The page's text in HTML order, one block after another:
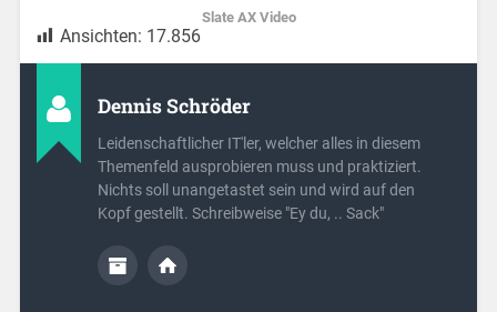
Slate AX Video
Ansichten: 17.856
Dennis Schröder
Leidenschaftlicher IT'ler, welcher alles in diesem
Themenfeld ausprobieren muss und praktiziert.
Nichts soll unangetastet sein und wird auf den
Kopf gestellt. Schreibweise "Ey du, .. Sack"